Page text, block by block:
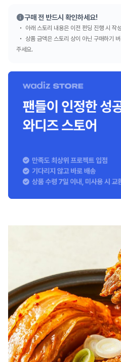
구매 전 반드시 확인하세요!
아래 스토리 내용은 이전 펀딩 진행 시 작
상품 금액은 스토리 상이 아닌 구매하기
주세요.